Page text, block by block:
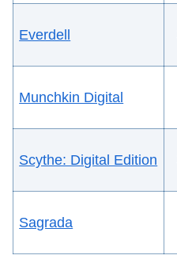
Everdell
Munchkin Digital
Scythe: Digital Edition
Sagrada